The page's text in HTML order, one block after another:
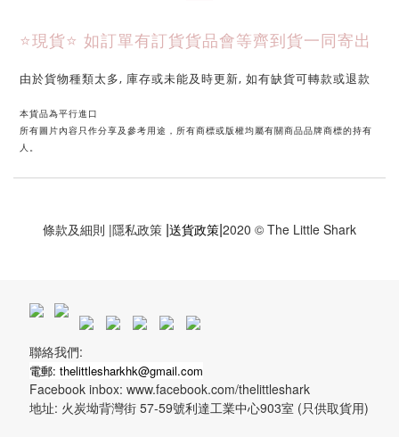
⭐現貨⭐ 如訂單有訂貨貨品會等齊到貨一同寄出
由於貨物種類太多, 庫存或未能及時更新, 如有缺貨可轉款或退款
本貨品為平行進口
所有圖片內容只作分享及參考用途，所有商標或版權均屬有關商品品牌商標的持有
人。
條款及細則 |隱私政策 |送貨政策|2020 © The Little Shark
聯絡我們:
電郵: thelittlesharkhk@gmail.com
Facebook inbox: www.facebook.com/thelittleshark
地址: 火炭坳背灣街 57-59號利達工業中心903室 (只供取貨用)